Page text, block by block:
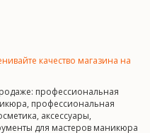
профессиональная
профессиональная
аксессуары,
для мастеров маникюра